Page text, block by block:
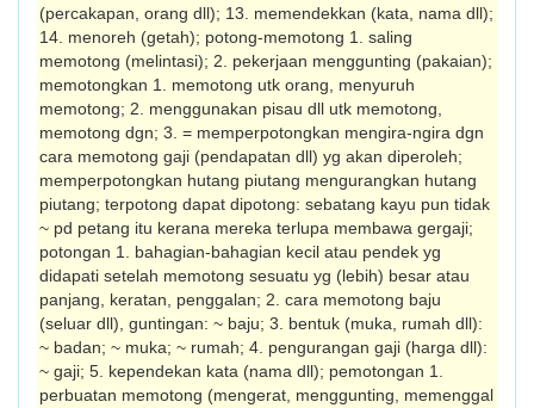
(percakapan, orang dll); 13. memendekkan (kata, nama dll);
14. menoreh (getah); potong-memotong 1. saling
memotong (me­lintasi); 2. pekerjaan menggunting (pakaian);
memotongkan 1. memotong utk orang, menyuruh
memotong; 2. menggunakan pisau dll utk memotong,
memotong dgn; 3. = memperpotongkan mengira-ngira dgn
cara memotong gaji (pendapatan dll) yg akan diperoleh;
memperpotongkan hutang piutang mengurangkan hutang
piutang; terpotong dapat dipotong: sebatang kayu pun tidak
~ pd petang itu kerana mereka terlupa membawa gergaji;
potongan 1. bahagian-bahagian kecil atau pendek yg
didapati setelah memotong sesuatu yg (lebih) besar atau
panjang, keratan, penggalan; 2. cara memotong baju
(seluar dll), guntingan: ~ baju; 3. bentuk (muka, rumah dll):
~ badan; ~ muka; ~ rumah; 4. pengurangan gaji (harga dll):
~ gaji; 5. kependekan kata (nama dll); pemotongan 1.
perbuatan memotong (me­ngerat, menggunting, memenggal